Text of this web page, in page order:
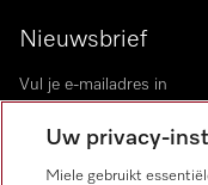
Nieuwsbrief
Uw privacy-
Miele gebruikt